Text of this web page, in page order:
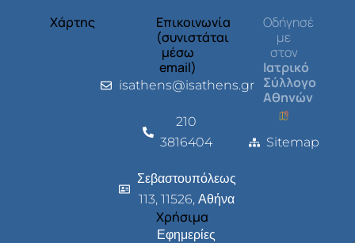
Χάρτης
Επικοινωνία
(συνιστάται
μέσω
email)
isathens@isathens.gr
210
3816404
Σεβαστουπόλεως
113, 11526, Αθήνα
Χρήσιμα
Εφημερίες
Οδήγησέ
με
στον
Ιατρικό
Σύλλογο
Αθηνών
Sitemap